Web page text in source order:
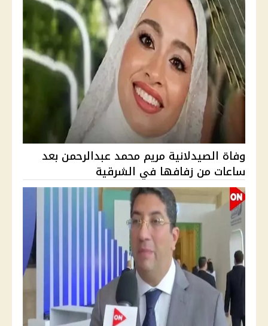
وفاة الصيدلانية مريم محمد عبدالرحمن بعد
ساعات من زفافها في الشرقية